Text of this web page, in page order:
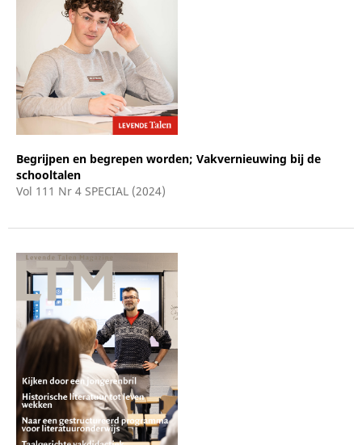
Begrijpen en begrepen worden; Vakvernieuwing bij de
schooltalen
Vol 111 Nr 4 SPECIAL (2024)